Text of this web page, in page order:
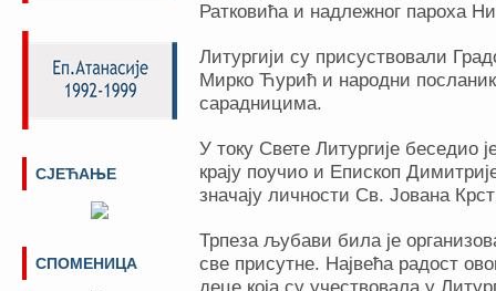
Ратковића и надлежног пароха
Литургији су присуствовали
Мирко Ћурић и народни
сарадницима.
У току Свете Литургије беседио
крају поучио и Епископ
значају личности Св. Јована
Трпеза љубави била је
све присутне. Највећа радост
СЈЕЋАЊЕ
СПОМЕНИЦА